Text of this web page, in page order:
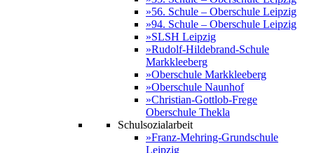
»56. Schule – Oberschule Leipzig
»94. Schule – Oberschule Leipzig
»SLSH Leipzig
»Rudolf-Hildebrand-Schule
Markkleeberg
»Oberschule Markkleeberg
»Oberschule Naunhof
»Christian-Gottlob-Frege
Oberschule Thekla
Schulsozialarbeit
»Franz-Mehring-Grundschule
Leipzig